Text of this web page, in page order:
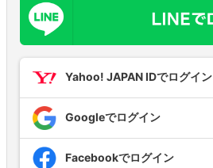
Yahoo! JAPAN IDでログイン
Googleでログイン
Facebookでログイン